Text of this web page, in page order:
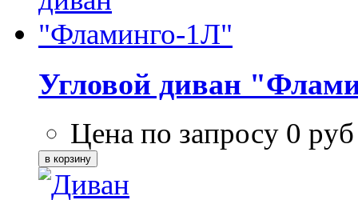
Угловой диван
Цена по запросу 0 руб